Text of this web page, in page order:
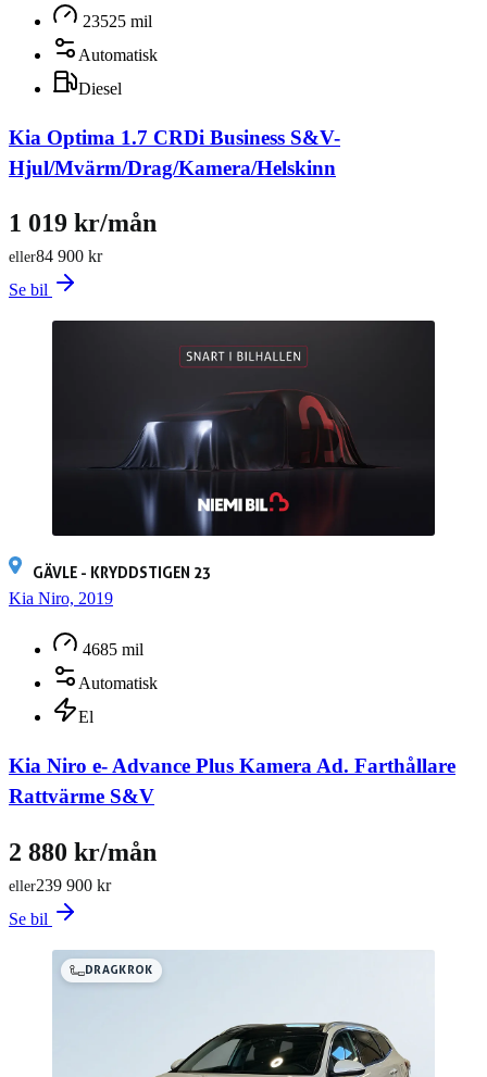
23525 mil
Automatisk
Diesel
Kia Optima 1.7 CRDi Business S&V-
Hjul/Mvärm/Drag/Kamera/Helskinn
84 900 kr
eller
1 019 kr/mån
Se bil
GÄVLE - KRYDDSTIGEN 23
Kia Niro, 2019
4685 mil
Automatisk
El
Kia Niro e- Advance Plus Kamera Ad. Farthållare
Rattvärme S&V
239 900 kr
eller
2 880 kr/mån
Se bil
DRAGKROK